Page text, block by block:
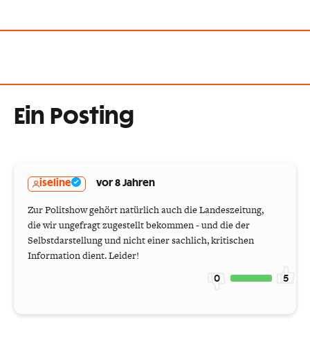
Ein Posting
iseline vor 8 Jahren
Zur Politshow gehört natürlich auch die Landeszeitung,
die wir ungefragt zugestellt bekommen - und die der
Selbstdarstellung und nicht einer sachlich, kritischen
Information dient. Leider!
0 5